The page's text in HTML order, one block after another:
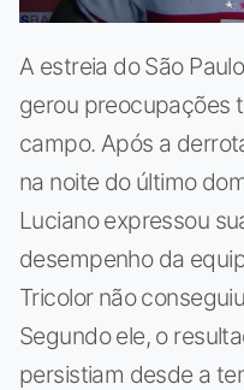
A estreia do São
gerou preocupações
campo. Após a
na noite do último
Luciano expressou
desempenho da
Tricolor não
Segundo ele, o
persistiam desde a